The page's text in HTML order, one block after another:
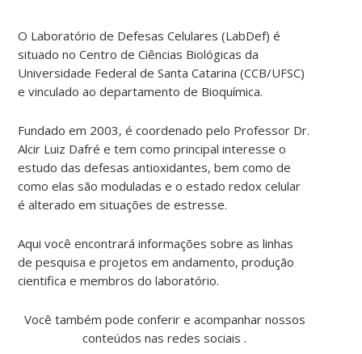
O Laboratório de Defesas Celulares (LabDef) é
situado no Centro de Ciências Biológicas da
Universidade Federal de Santa Catarina (CCB/UFSC)
e vinculado ao departamento de Bioquímica.
Fundado em 2003, é coordenado pelo Professor Dr.
Alcir Luiz Dafré e tem como principal interesse o
estudo das defesas antioxidantes, bem como de
como elas são moduladas e o estado redox celular
é alterado em situações de estresse.
Aqui você encontrará informações sobre as linhas
de pesquisa e projetos em andamento, produção
cientifica e membros do laboratório.
Você também pode conferir e acompanhar nossos
conteúdos nas redes sociais .